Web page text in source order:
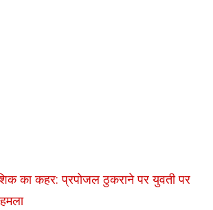
का कहर: प्रपोजल ठुकराने पर युवती पर